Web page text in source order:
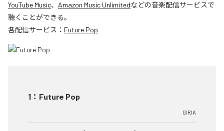
YouTube Music、 Amazon Music Unlimitedなどの音楽配信サービスで
聴くことができる。
各配信サービス： Future Pop
1 ： Future Pop
GIRIA